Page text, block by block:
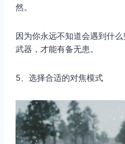
然。
因为你永远不知道会遇到什
武器，才能有备无患。
5、选择合适的对焦模式